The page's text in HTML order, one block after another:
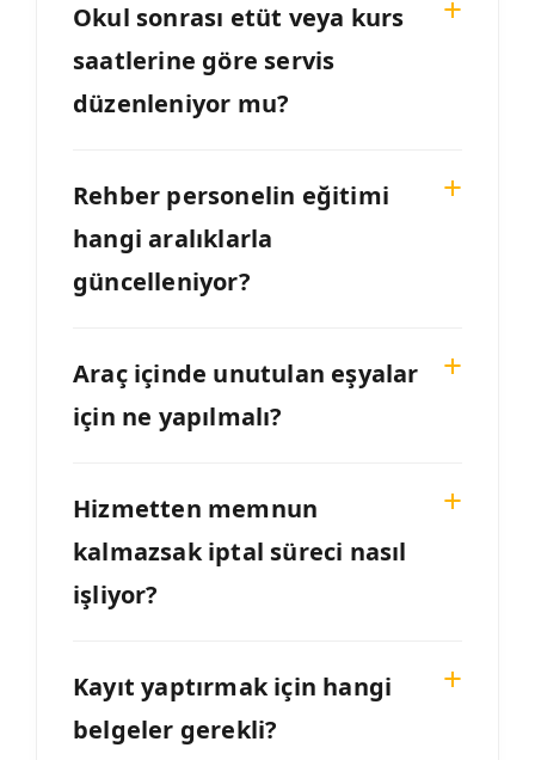
Okul sonrası etüt veya kurs
saatlerine göre servis
düzenleniyor mu?
Rehber personelin eğitimi
hangi aralıklarla
güncelleniyor?
Araç içinde unutulan eşyalar
için ne yapılmalı?
Hizmetten memnun
kalmazsak iptal süreci nasıl
işliyor?
Kayıt yaptırmak için hangi
belgeler gerekli?